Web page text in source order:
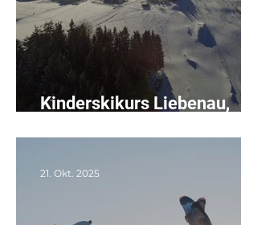
Kinderskikurs Liebenau,
21. Okt. 2025